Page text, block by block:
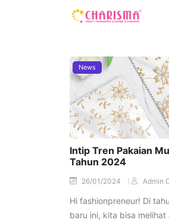
News
Intip Tren Pakaian
Tahun 2024
26/01/2024 Admin
Hi fashionpreneur! Di
baru ini, kita bisa melihat